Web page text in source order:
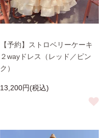
【予約】ストロベリーケーキ
２wayドレス（レッド／ピン
ク）
13,200円(税込)